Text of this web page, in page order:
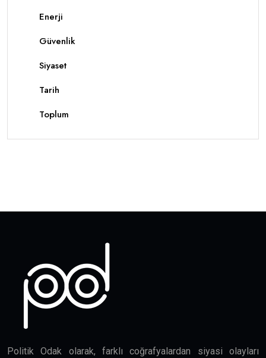
Enerji
Güvenlik
Siyaset
Tarih
Toplum
Politik Odak olarak, farklı coğrafyalardan siyasi olayları